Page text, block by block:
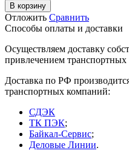
В корзину
Отложить Сравнить
Способы оплаты и доставки
Осуществляем доставку
привлечением
Доставка по РФ
транспортных компаний:
СДЭК
ТК ПЭК;
Байкал-Сервис;
Деловые Линии.